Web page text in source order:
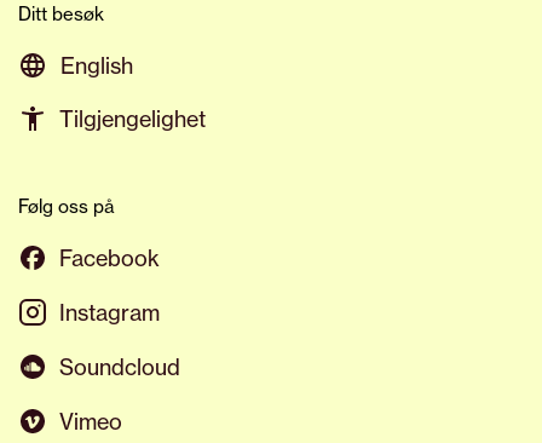
Ditt besøk
English
Tilgjengelighet
Følg oss på
Facebook
Instagram
Soundcloud
Vimeo